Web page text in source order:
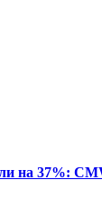
на 37%: